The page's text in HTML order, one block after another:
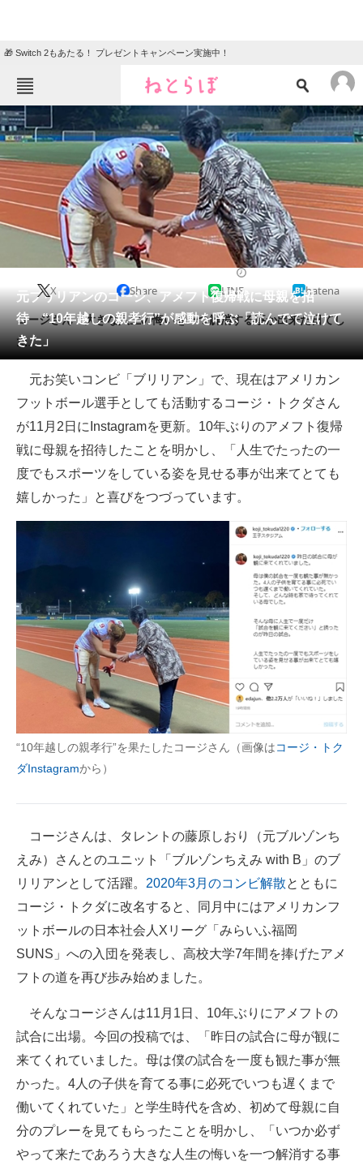
🎁 Switch 2もあたる！ プレゼントキャンペーン実施中！
ねとらぼメニュー
TOP ニュース
エンタメ クイズ
グルメ 地域
住まい 教育・育児
会員記事
メディア
注目記事を集めた総合ページ
ITの今と未来を見通す
スマホと通信の最新トレンド
進化するPCとデバイスの未来
好きが集まる 比べて選べる
企業ITのトレンドを詳説
経営リーダーのコミュニティ
マーケ×ITの今がよく分かる
ITエンジニア向け専門サイト
企業向けIT製品の総合サイト
モノづくり技術者専門サイト
エレクトロニクス専門サイト
電子設計の基本と応用
エネルギーの専門メディア
元ブリリアンのコージ、アメフト復帰戦に母親を招
待 “10年越しの親孝行”が感動を呼ぶ「読んでて泣けて
きた」
X Share LINE hatena
コージさん「大きな人生の悔いを一つ解消する事か出来た日てし
た」
元お笑いコンビ「ブリリアン」で、現在はアメリカン
フットボール選手としても活動するコージ・トクダさん
が11月2日にInstagramを更新。10年ぶりのアメフト復帰
戦に母親を招待したことを明かし、「人生でたったの一
度でもスポーツをしている姿を見せる事が出来てとても
嬉しかった」と喜びをつづっています。
“10年越しの親孝行”を果たしたコージさん（画像はコージ・トク
ダInstagramから）
コージさんは、タレントの藤原しおり（元ブルゾンち
えみ）さんとのユニット「ブルゾンちえみ with B」のブ
リリアンとして活躍。 2020年3月のコンビ解散とともに
コージ・トクダに改名すると、同月中にはアメリカンフ
ットボールの日本社会人Xリーグ「みらいふ福岡
SUNS」への入団を発表し、高校大学7年間を捧げたアメ
フトの道を再び歩み始めました。
そんなコージさんは11月1日、10年ぶりにアメフトの
試合に出場。今回の投稿では、「昨日の試合に母が観に
来てくれていました。母は僕の試合を一度も観た事が無
かった。4人の子供を育てる事に必死でいつも遅くまで
働いてくれていた」と学生時代を含め、初めて母親に自
分のプレーを見てもらったことを明かし、「いつか必ず
やって来たであろう大きな人生の悔いを一つ解消する事